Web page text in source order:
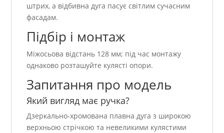
штрих, а відбивна дуга пасує світлим сучасним
фасадам.
Підбір і монтаж
Міжосьова відстань 128 мм; під час монтажу
однаково розташуйте кулясті опори.
Запитання про модель
Який вигляд має ручка?
Дзеркально-хромована плавна дуга з широкою
верхньою стрічкою та невеликими кулястими